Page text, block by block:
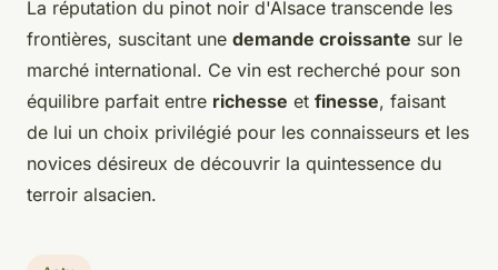
La réputation du pinot noir d'Alsace transcende les
frontières, suscitant une demande croissante sur le
marché international. Ce vin est recherché pour son
équilibre parfait entre richesse et finesse, faisant
de lui un choix privilégié pour les connaisseurs et les
novices désireux de découvrir la quintessence du
terroir alsacien.